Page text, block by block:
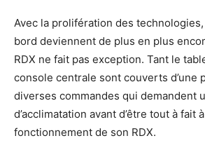
Avec la prolifération des
bord deviennent de plus en plus
RDX ne fait pas exception. Tant le
console centrale sont couverts d’une
diverses commandes qui demandent
d’acclimatation avant d’être tout à fait
fonctionnement de son RDX.